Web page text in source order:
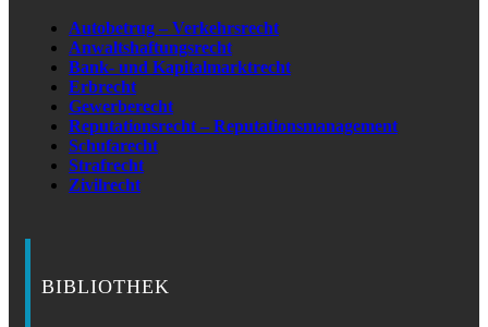
Autobetrug – Verkehrsrecht
Anwaltshaftungsrecht
Bank- und Kapitalmarktrecht
Erbrecht
Gewerberecht
Reputationsrecht – Reputationsmanagement
Schufarecht
Strafrecht
Zivilrecht
BIBLIOTHEK